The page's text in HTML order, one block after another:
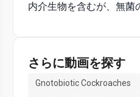
内介生物を含むが、無菌
さらに動画を探す
Gnotobiotic Cockroaches